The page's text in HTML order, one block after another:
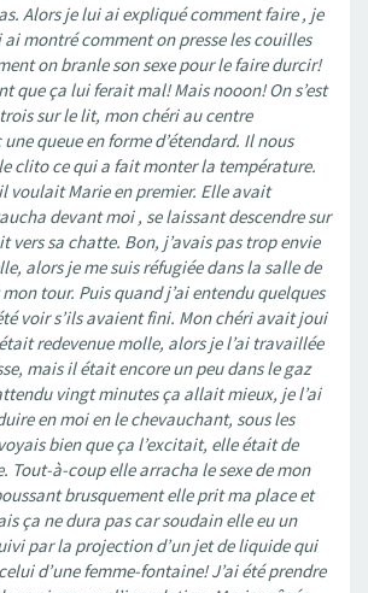
Alors je lui ai expliqué comment faire , je
montré comment on presse les couilles
on branle son sexe pour le faire durcir!
que ça lui ferait mal! Mais nooon! On s’est
sur le lit, mon chéri au centre
queue en forme d’étendard. Il nous
clito ce qui a fait monter la température.
voulait Marie en premier. Elle avait
devant moi , se laissant descendre sur
vers sa chatte. Bon, j’avais pas trop envie
alors je me suis réfugiée dans la salle de
tour. Puis quand j’ai entendu quelques
voir s’ils avaient fini. Mon chéri avait joui
redevenue molle, alors je l’ai travaillée
mais il était encore un peu dans le gaz
vingt minutes ça allait mieux, je l’ai
en moi en le chevauchant, sous les
bien que ça l’excitait, elle était de
Tout-à-coup elle arracha le sexe de mon
brusquement elle prit ma place et
ça ne dura pas car soudain elle eu un
par la projection d’un jet de liquide qui
d’une femme-fontaine! J’ai été prendre